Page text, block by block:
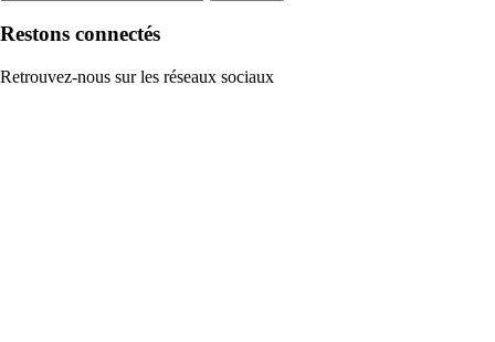
Restons connectés
Retrouvez-nous sur les réseaux sociaux